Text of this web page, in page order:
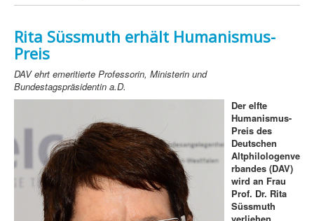
Rita Süssmuth erhält Humanismus-
Preis
DAV ehrt emeritierte Professorin, Ministerin und
Bundestagspräsidentin a.D.
Der elfte
Humanismus-
Preis des
Deutschen
Altphilologenve
rbandes (DAV)
wird an Frau
Prof. Dr. Rita
Süssmuth